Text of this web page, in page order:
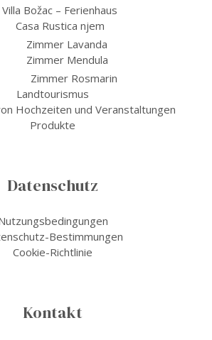
Villa Božac – Ferienhaus
Casa Rustica njem
Zimmer Lavanda
Zimmer Mendula
Zimmer Rosmarin
Landtourismus
Hochzeiten und Veranstaltungen
Produkte
Datenschutz
Bestimmungen
Cookie-Richtlinie
Kontakt